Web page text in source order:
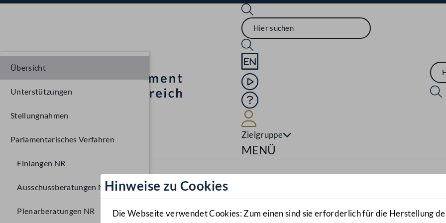
Sprache English
Mediathek
Hilfe
Zielgruppe
Navigationsmenü öffnen
MENÜ
Hinweise zu Cookies
Die Webseite verwendet Cookies: Zum einen sind sie erforderlich für die Herstellung
Übersicht
Unterstützungen
Stellungnahmen
Parlamentarisches Verfahren
Einlangen NR
Ausschussberatungen NR
Plenarberatungen NR